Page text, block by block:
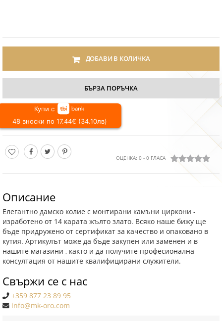
ДОБАВИ В КОЛИЧКА
БЪРЗА ПОРЪЧКА
Купи с
48 вноски по 17.44€ (34.10лв)
ОЦЕНКА: 0 - 0 ГЛАСА
Описание
Елегантно дамско колие с монтирани камъни циркони -
изработено от 14 карата жълто злато. Всяко наше бижу ще
бъде придружено от сертификат за качество и опаковано в
кутия. Артикулът може да бъде закупен или заменен и в
нашите магазини , както и да получите професионална
консултация от нашите квалифицирани служители.
Свържи се с нас
+359 877 23 89 95
info@mk-oro.com